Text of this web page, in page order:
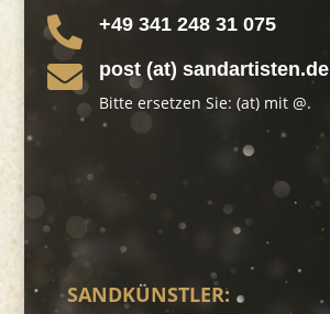
 +49 341 248 31 075
 post (at) sandartisten.de
Bitte ersetzen Sie: (at) mit @.
SANDKÜNSTLER: